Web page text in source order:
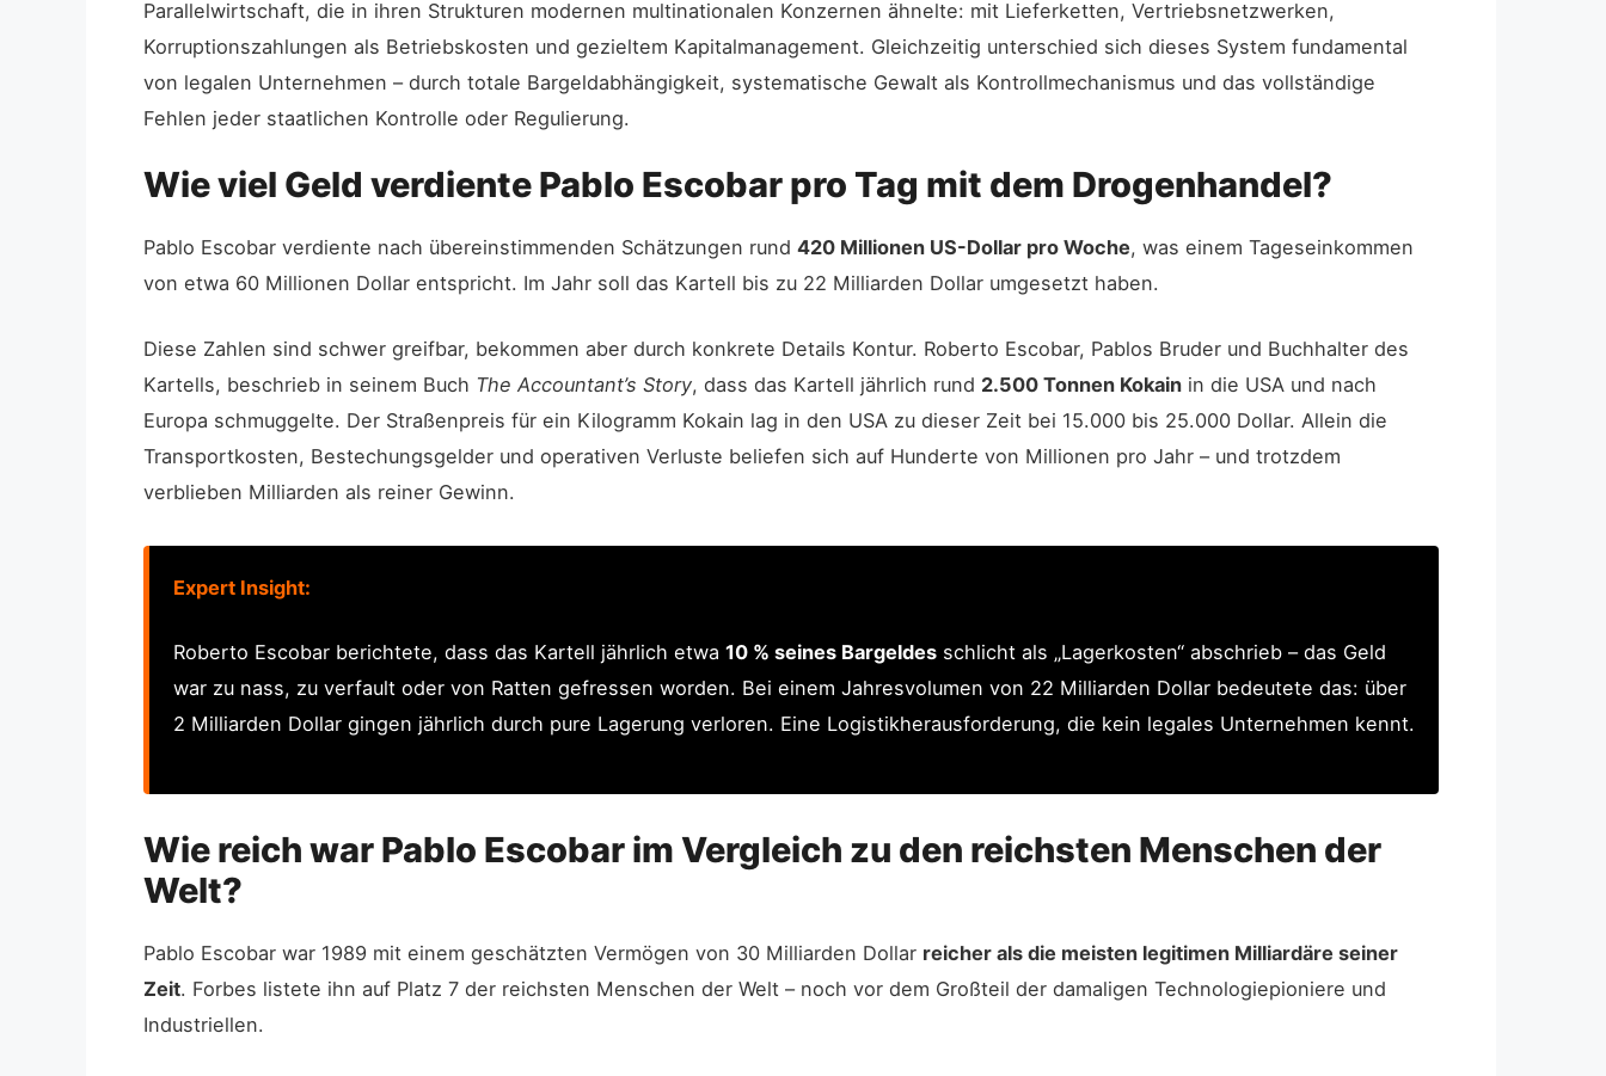
Parallelwirtschaft, die in ihren Strukturen modernen multinationalen Konzernen ähnelte: mit Lieferketten, Vertriebsnetzwerken,
Korruptionszahlungen als Betriebskosten und gezieltem Kapitalmanagement. Gleichzeitig unterschied sich dieses System fundamental
von legalen Unternehmen – durch totale Bargeldabhängigkeit, systematische Gewalt als Kontrollmechanismus und das vollständige
Fehlen jeder staatlichen Kontrolle oder Regulierung.
Wie viel Geld verdiente Pablo Escobar pro Tag mit dem Drogenhandel?
Pablo Escobar verdiente nach übereinstimmenden Schätzungen rund 420 Millionen US-Dollar pro Woche, was einem Tageseinkommen
von etwa 60 Millionen Dollar entspricht. Im Jahr soll das Kartell bis zu 22 Milliarden Dollar umgesetzt haben.
Diese Zahlen sind schwer greifbar, bekommen aber durch konkrete Details Kontur. Roberto Escobar, Pablos Bruder und Buchhalter des
Kartells, beschrieb in seinem Buch The Accountant’s Story, dass das Kartell jährlich rund 2.500 Tonnen Kokain in die USA und nach
Europa schmuggelte. Der Straßenpreis für ein Kilogramm Kokain lag in den USA zu dieser Zeit bei 15.000 bis 25.000 Dollar. Allein die
Transportkosten, Bestechungsgelder und operativen Verluste beliefen sich auf Hunderte von Millionen pro Jahr – und trotzdem
verblieben Milliarden als reiner Gewinn.
Expert Insight:
Roberto Escobar berichtete, dass das Kartell jährlich etwa 10 % seines Bargeldes schlicht als „Lagerkosten“ abschrieb – das Geld
war zu nass, zu verfault oder von Ratten gefressen worden. Bei einem Jahresvolumen von 22 Milliarden Dollar bedeutete das: über
2 Milliarden Dollar gingen jährlich durch pure Lagerung verloren. Eine Logistikherausforderung, die kein legales Unternehmen kennt.
Wie reich war Pablo Escobar im Vergleich zu den reichsten Menschen der
Welt?
Pablo Escobar war 1989 mit einem geschätzten Vermögen von 30 Milliarden Dollar reicher als die meisten legitimen Milliardäre seiner
Zeit. Forbes listete ihn auf Platz 7 der reichsten Menschen der Welt – noch vor dem Großteil der damaligen Technologiepioniere und
Industriellen.